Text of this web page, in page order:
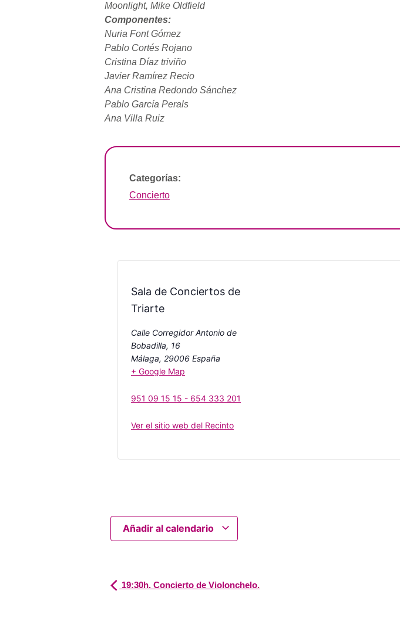
Moonlight, Mike Oldfield
Componentes:
Nuria Font Gómez
Pablo Cortés Rojano
Cristina Díaz triviño
Javier Ramírez Recio
Ana Cristina Redondo Sánchez
Pablo García Perals
Ana Villa Ruiz
Categorías:
Concierto
Sala de Conciertos de
Triarte
Calle Corregidor Antonio de
Bobadilla, 16
Málaga, 29006 España
+ Google Map
951 09 15 15 - 654 333 201
Ver el sitio web del Recinto
Añadir al calendario
19:30h. Concierto de Violonchelo.